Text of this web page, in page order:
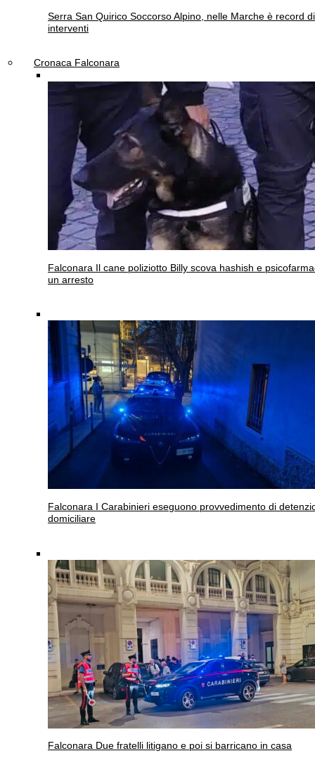
Serra San Quirico Soccorso Alpino, nelle Marche è record di
interventi
Cronaca Falconara
Falconara
Il cane poliziotto Billy scova hashish e
un arresto
Falconara
I Carabinieri eseguono provvedimento di
domiciliare
Falconara Due fratelli litigano e poi si barricano in casa